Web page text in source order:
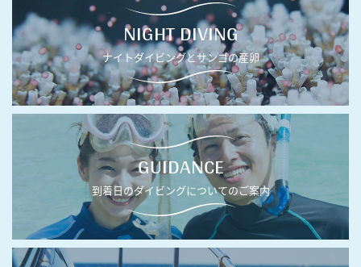
NIGHT DIVING
ナイトダイビングとサンゴの産卵
GUIDANCE
到着日のダイビングについてのご案内